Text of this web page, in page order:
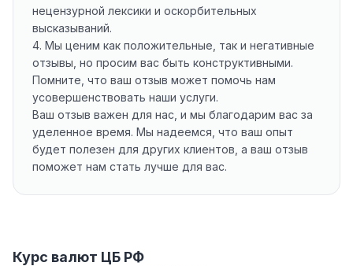
нецензурной лексики и оскорбительных
высказываний.
4. Мы ценим как положительные, так и негативные
отзывы, но просим вас быть конструктивными.
Помните, что ваш отзыв может помочь нам
усовершенствовать наши услуги.
Ваш отзыв важен для нас, и мы благодарим вас за
уделенное время. Мы надеемся, что ваш опыт
будет полезен для других клиентов, а ваш отзыв
поможет нам стать лучше для вас.
Курс валют ЦБ РФ